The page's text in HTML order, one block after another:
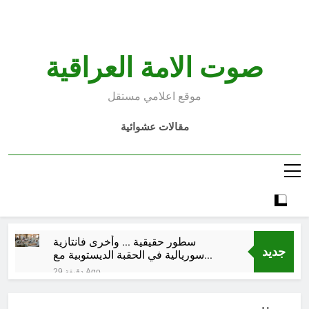
صوت الامة العراقية
موقع اعلامي مستقل
مقالات عشوائية
جديد
سطور حقيقية … وأخرى فانتازية
سوريالية في الحقبة الديستوبية مع
29 دقيقة Ago